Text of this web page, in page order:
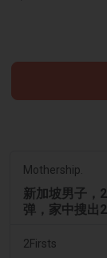
Mothership.
新加坡男子，
弹，家中搜出
2Firsts